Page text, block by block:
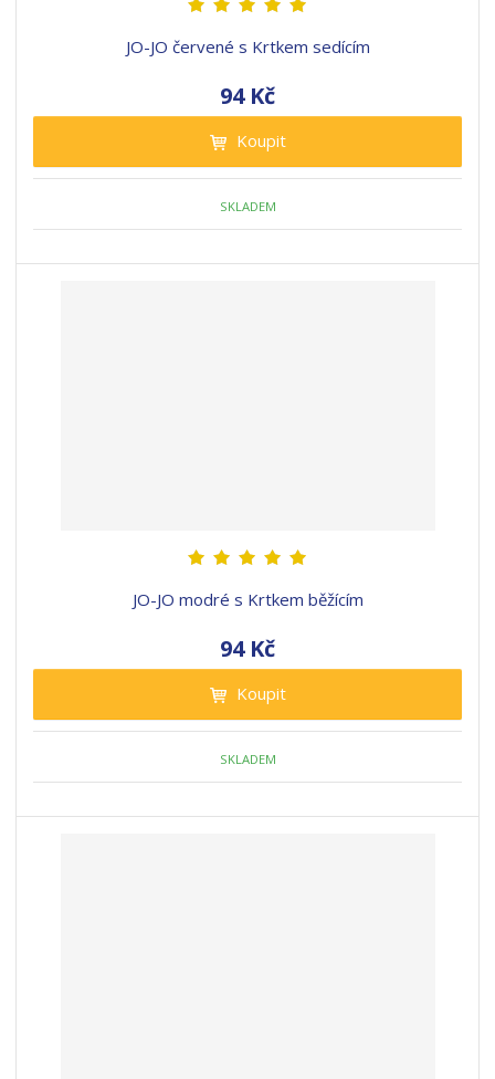
JO-JO červené s Krtkem sedícím
94 Kč
Koupit
SKLADEM
JO-JO modré s Krtkem běžícím
94 Kč
Koupit
SKLADEM